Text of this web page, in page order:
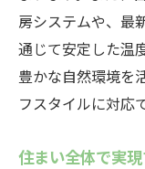
房システムや、最
通じて安定した温
豊かな自然環境を
フスタイルに対応
住まい全体で実